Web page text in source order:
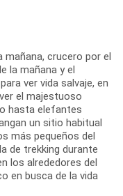
mañana, crucero por el
la mañana y el
ver vida salvaje, en
el majestuoso
hasta elefantes
un sitio habitual
más pequeños del
de trekking durante
los alrededores del
en busca de la vida